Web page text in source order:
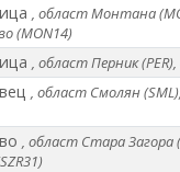
, област Монтана
(MON14)
, област Перник
, област Смолян
, област Стара Загора